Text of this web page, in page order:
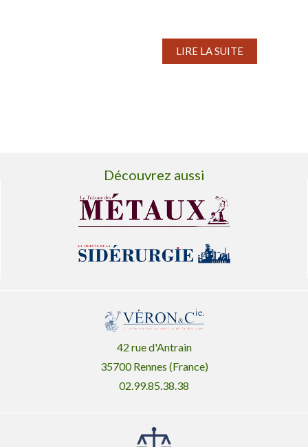
LIRE LA SUITE
Découvrez aussi
42 rue d'Antrain
35700 Rennes (France)
02.99.85.38.38